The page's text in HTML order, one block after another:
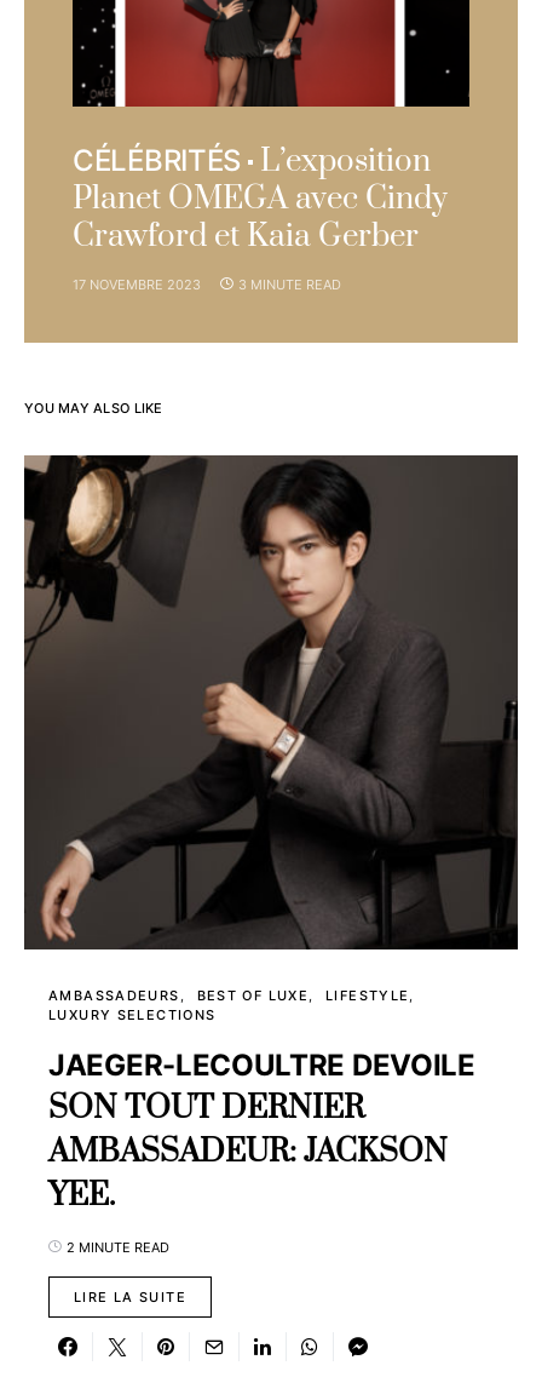
CÉLÉBRITÉS
L’exposition
Planet OMEGA avec Cindy
Crawford et Kaia Gerber
17 NOVEMBRE 2023 3 MINUTE READ
YOU MAY ALSO LIKE
AMBASSADEURS BEST OF LUXE
LIFESTYLE
LUXURY SELECTIONS
JAEGER-LECOULTRE DEVOILE
SON TOUT DERNIER
AMBASSADEUR: JACKSON
YEE.
2 MINUTE READ
LIRE LA SUITE